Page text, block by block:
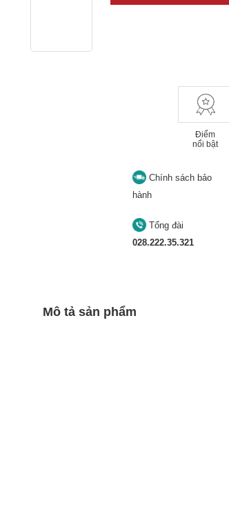
Điểm
nổi bật
Chính sách bảo
hành
Tổng đài
028.222.35.321
Mô tả sản phẩm